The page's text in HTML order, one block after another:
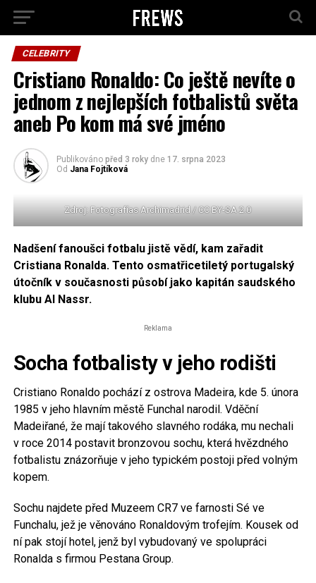
CELEBRITY
Cristiano Ronaldo: Co ještě nevíte o
jednom z nejlepších fotbalistů světa
aneb Po kom má své jméno
Publikováno před 3 roky dne 17. srpna 2023
Od Jana Fojtíková
Zdroj: Fotografías Archimadrid / CC BY-SA 2.0
Nadšení fanoušci fotbalu jistě vědí, kam zařadit
Cristiana Ronalda. Tento osmatřicetiletý portugalský
útočník v současnosti působí jako kapitán saudského
klubu Al Nassr.
Reklama
Socha fotbalisty v jeho rodišti
Cristiano Ronaldo pochází z ostrova Madeira, kde 5. února
1985 v jeho hlavním městě Funchal narodil. Vděční
Madeiřané, že mají takového slavného rodáka, mu nechali
v roce 2014 postavit bronzovou sochu, která hvězdného
fotbalistu znázorňuje v jeho typickém postoji před volným
kopem.
Sochu najdete před Muzeem CR7 ve farnosti Sé ve
Funchalu, jež je věnováno Ronaldovým trofejím. Kousek od
ní pak stojí hotel, jenž byl vybudovaný ve spolupráci
Ronalda s firmou Pestana Group.